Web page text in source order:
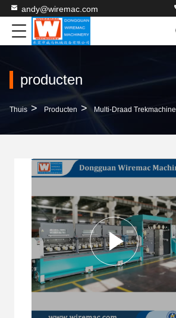
andy@wiremac.com
producten
Thuis > Producten > Multi-Draad Trekmachine